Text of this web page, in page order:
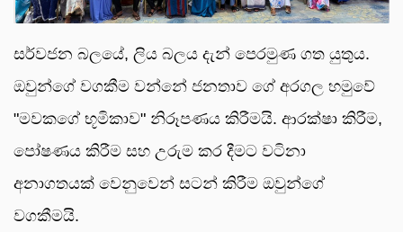
සර්වජන බලයේ, ලිය බලය දැන් පෙරමුණ ගත යුතුය.
ඔවුන්ගේ වගකීම වන්නේ ජනතාව ගේ අරගල හමුවේ
"මවකගේ භූමිකාව" නිරූපණය කිරීමයි. ආරක්ෂා කිරීම,
පෝෂණය කිරීම සහ උරුම කර දීමට වටිනා
අනාගතයක් වෙනුවෙන් සටන් කිරීම ඔවුන්ගේ
වගකීමයි.